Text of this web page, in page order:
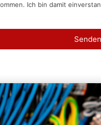
Ich bin damit
Senden